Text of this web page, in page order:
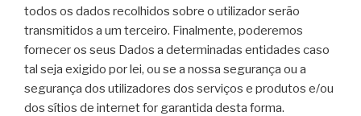
todos os dados recolhidos sobre o utilizador serão
transmitidos a um terceiro. Finalmente, poderemos
fornecer os seus Dados a determinadas entidades caso
tal seja exigido por lei, ou se a nossa segurança ou a
segurança dos utilizadores dos serviços e produtos e/ou
dos sítios de internet for garantida desta forma.